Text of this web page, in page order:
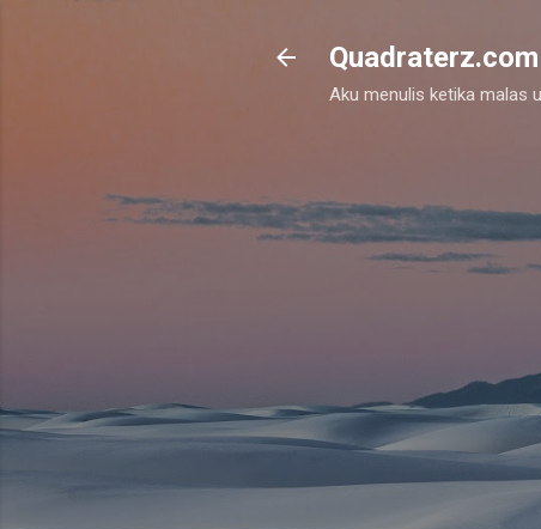
Quadraterz.com
Aku menulis ketika malas